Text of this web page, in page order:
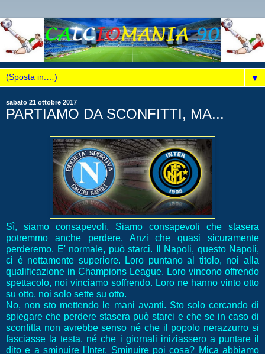
▼
sabato 21 ottobre 2017
PARTIAMO DA SCONFITTI, MA...
Sì, siamo consapevoli. Siamo consapevoli che stasera
potremmo anche perdere. Anzi che quasi sicuramente
perderemo. E' normale, può starci. Il Napoli, questo Napoli,
ci è nettamente superiore. Loro puntano al titolo, noi alla
qualificazione in Champions League. Loro vincono offrendo
spettacolo, noi vinciamo soffrendo. Loro ne hanno vinto otto
su otto, noi solo sette su otto.
No, non sto mettendo le mani avanti. Sto solo cercando di
spiegare che perdere stasera può starci e che se in caso di
sconfitta non avrebbe senso né che il popolo nerazzurro si
fasciasse la testa, né che i giornali iniziassero a puntare il
dito e a sminuire l'Inter. Sminuire poi cosa? Mica abbiamo